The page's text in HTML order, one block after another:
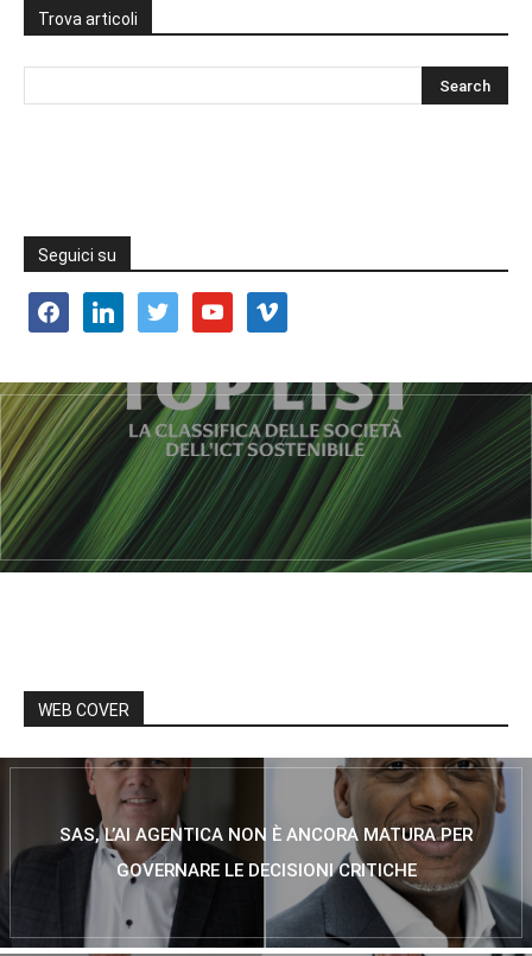
Trova articoli
Seguici su
facebooklinkedin twitter youtube vimeo
WEB COVER
SAS, L’AI AGENTICA NON È ANCORA MATURA PER
GOVERNARE LE DECISIONI CRITICHE